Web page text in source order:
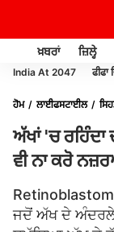
ਖ਼ਬਰਾਂ ਜ਼ਿਲ੍ਹੇ
India At 2047 ਫੀਫਾ
ਹੋਮ ਲਾਈਫਸਟਾਈਲ
ਅੱਖਾਂ 'ਚ
ਵੀ ਨਾ ਕਰੋ
ਜਦੋਂ ਅੱਖ ਦੇ